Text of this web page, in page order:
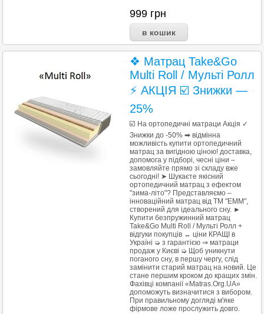
999 грн
❖ Матрац Take&Go
Multi Roll / Мульті Ролл
⚡ АКЦІЯ ☑️ Знижки —
25%
☑️ На ортопедичні матраци Акція ✓
Знижки до -50% ➡ відмінна
можливість купити ортопедичний
матрац за вигідною ціною! доставка,
допомога у підборі, чесні ціни –
замовляйте прямо зі складу вже
сьогодні! ➤ Шукаєте якісний
ортопедичний матрац з ефектом
"зима-літо"? Представляємо –
інноваційний матрац від ТМ "ЕММ",
створений для ідеального сну. ►
Купити безпружинний матрац
Таke&Go Multi Roll / Мульті Ролл +
відгуки покупців ↔ ціни КРАЩІ в
Україні ➭ з гарантією ⇒ матраци
продаж у Києві ➭ Щоб уникнути
поганого сну, в першу чергу, слід
замінити старий матрац на новий. Це
стане першим кроком до кращих змін.
Фахівці компанії «Matras.Org.UA»
допоможуть визначитися з вибором.
При правильному догляді м'яке
фірмове ложе прослужить довго.